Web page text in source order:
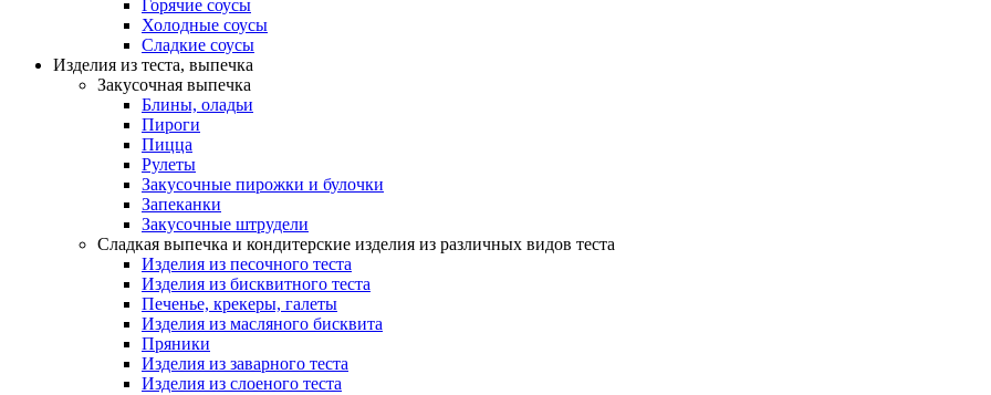
Горячие соусы
Холодные соусы
Сладкие соусы
Изделия из теста, выпечка
Закусочная выпечка
Блины, оладьи
Пироги
Пицца
Рулеты
Закусочные пирожки и булочки
Запеканки
Закусочные штрудели
Сладкая выпечка и кондитерские изделия из различных видов теста
Изделия из песочного теста
Изделия из бисквитного теста
Печенье, крекеры, галеты
Изделия из масляного бисквита
Пряники
Изделия из заварного теста
Изделия из слоеного теста